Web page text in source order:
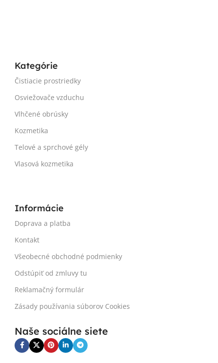
Kategórie
Čistiacie prostriedky
Osviežovače vzduchu
Vlhčené obrúsky
Kozmetika
Telové a sprchové gély
Vlasová kozmetika
Informácie
Doprava a platba
Kontakt
Všeobecné obchodné podmienky
Odstúpiť od zmluvy tu
Reklamačný formulár
Zásady používania súborov Cookies
Naše sociálne siete